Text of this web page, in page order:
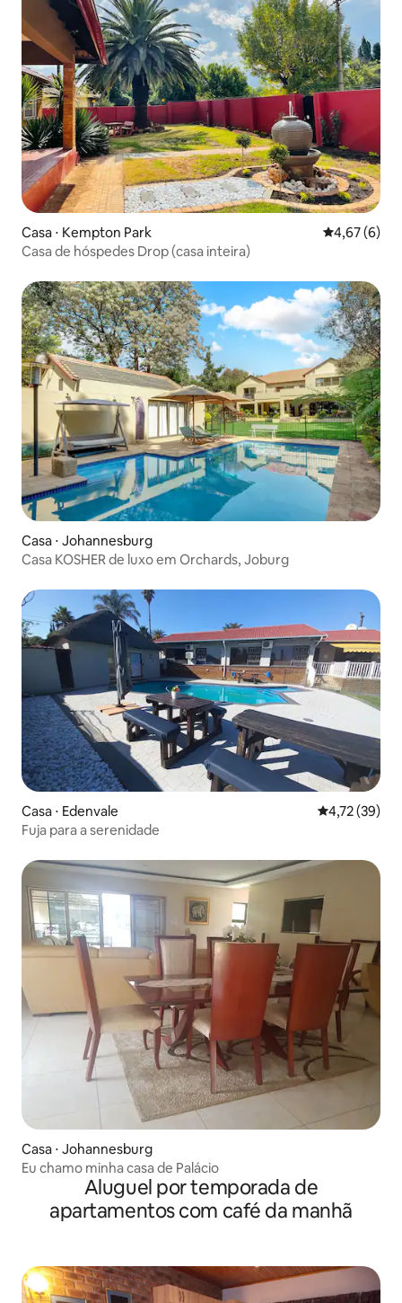
Casa ⋅ Kempton Park 4,67 de uma
4,67 (6)
Casa de hóspedes Drop (casa inteira)
Casa ⋅ Johannesburg
Casa KOSHER de luxo em Orchards, Joburg
Casa ⋅ Edenvale 4,72 de uma
4,72 (39)
Fuja para a serenidade
Casa ⋅ Johannesburg
Eu chamo minha casa de Palácio
Aluguel por temporada de
apartamentos com café da manhã